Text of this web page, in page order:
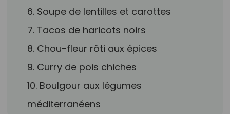
6. Soupe de lentilles et carottes
7. Tacos de haricots noirs
8. Chou-fleur rôti aux épices
9. Curry de pois chiches
10. Boulgour aux légumes
méditerranéens